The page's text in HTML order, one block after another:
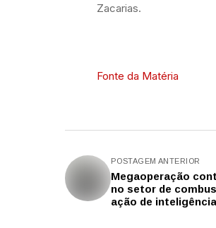
Zacarias.
Fonte da Matéria
POSTAGEM ANTERIOR
Megaoperação
no setor de
ação de